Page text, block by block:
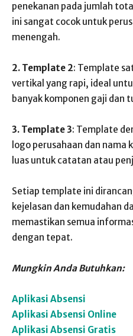
penekanan pada jumlah
ini sangat cocok untuk
menengah.
2. Template 2: Template
vertikal yang rapi, ideal
banyak komponen gaji dan
3. Template 3: Template
logo perusahaan dan nama
luas untuk catatan atau
Setiap template ini
kejelasan dan kemudahan
memastikan semua
dengan tepat.
Mungkin Anda Butuhkan:
Aplikasi Absensi
Aplikasi Absensi Online
Aplikasi Absensi Gratis